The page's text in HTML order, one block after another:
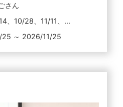
さん
、10/28、11/11、...
～ 2026/11/25